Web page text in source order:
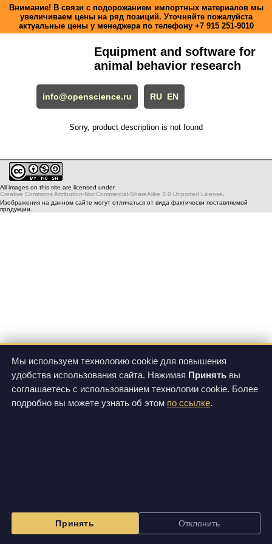
Мы используем технологию cookie для повышения
удобства использования сайта. Нажимая Принять вы
соглашаетесь с использованием технологии cookie. Более
подробно вы можете узнать об этом по ссылке.
Принять Отклонить
Внимание! В связи с подорожанием импортных материалов мы
увеличиваем цены на ряд позиций. Уточняйте пожалуйста
актуальные цены у менеджера по телефону +7 915 251-9010
Equipment and software for
animal behavior research
info@openscience.ru RU EN
Sorry, product description is not found
All images on this site are licensed under
Creative Commons Attribution-NonCommercial-ShareAlike 3.0 Unported License
Изображения на данном сайте могут отличаться от вида фактически поставляемой
продукции.